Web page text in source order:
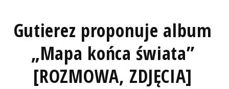
Gutierez proponuje album
„Mapa końca świata”
[ROZMOWA, ZDJĘCIA]